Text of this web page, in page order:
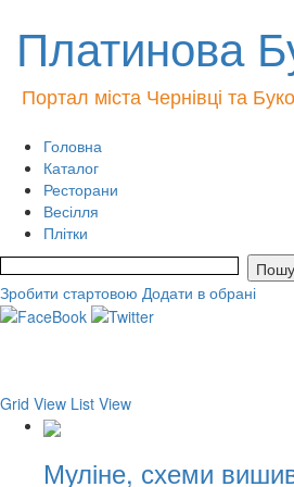
Платинова
Портал міста Чернівці та
Головна
Каталог
Ресторани
Весілля
Плітки
Зробити стартовою Додати в обрані
Grid View List View
Муліне, схеми